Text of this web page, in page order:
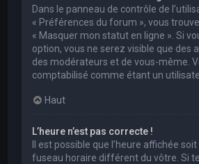
Dans le panneau de contrôle de
« Préférences du forum », vous
« Masquer mon statut en ligne ». Si
option, vous ne serez visible que des
des modérateurs et de vous-même.
comptabilisé comme étant un
Haut
L’heure n’est pas correcte !
Il est possible que l’heure affichée
fuseau horaire différent du vôtre. Si